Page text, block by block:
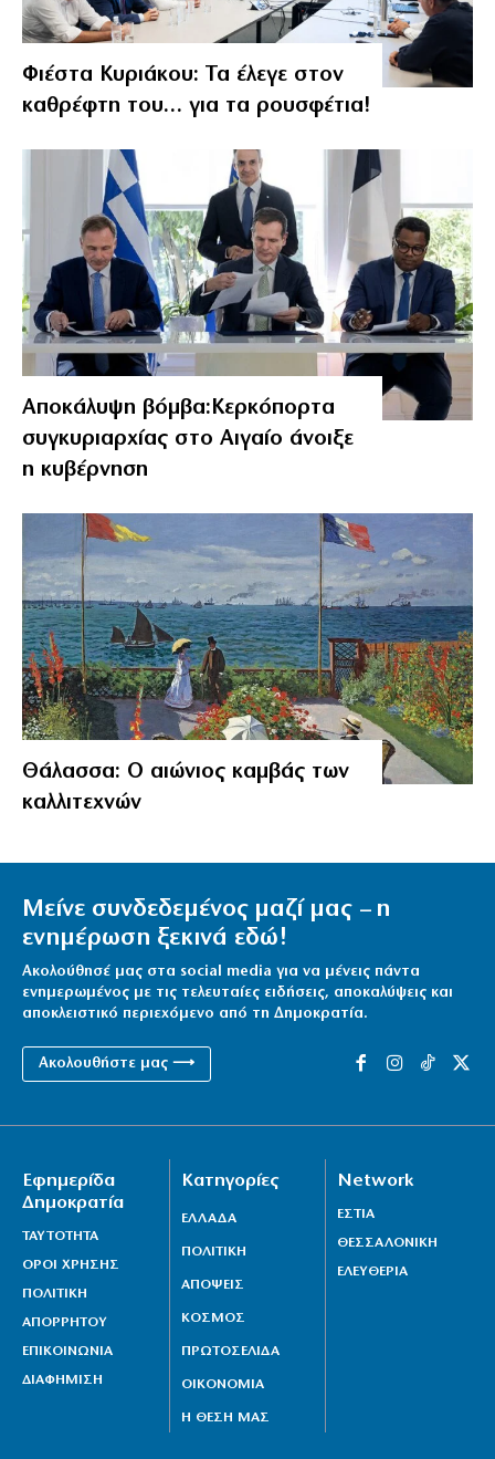
Φιέστα Κυριάκου: Τα έλεγε στον
καθρέφτη του… για τα ρουσφέτια!
Αποκάλυψη βόμβα:Κερκόπορτα
συγκυριαρχίας στο Αιγαίο άνοιξε
η κυβέρνηση
Θάλασσα: Ο αιώνιος καμβάς των
καλλιτεχνών
Μείνε συνδεδεμένος μαζί μας – η
ενημέρωση ξεκινά εδώ!
Ακολούθησέ μας στα social media για να μένεις πάντα
ενημερωμένος με τις τελευταίες ειδήσεις, αποκαλύψεις και
αποκλειστικό περιεχόμενο από τη Δημοκρατία.
Ακολουθήστε μας ⟶
Εφημερίδα
Δημοκρατία
ΤΑΥΤΟΤΗΤΑ
ΟΡΟΙ ΧΡΗΣΗΣ
ΠΟΛΙΤΙΚΗ
ΑΠΟΡΡΗΤΟΥ
ΕΠΙΚΟΙΝΩΝΙΑ
ΔΙΑΦΗΜΙΣΗ
Κατηγορίες
ΕΛΛΑΔΑ
ΠΟΛΙΤΙΚΗ
ΑΠΟΨΕΙΣ
ΚΟΣΜΟΣ
ΠΡΩΤΟΣΕΛΙΔΑ
ΟΙΚΟΝΟΜΙΑ
Η ΘΕΣΗ ΜΑΣ
Network
ΕΣΤΙΑ
ΘΕΣΣΑΛΟΝΙΚΗ
ΕΛΕΥΘΕΡΙΑ